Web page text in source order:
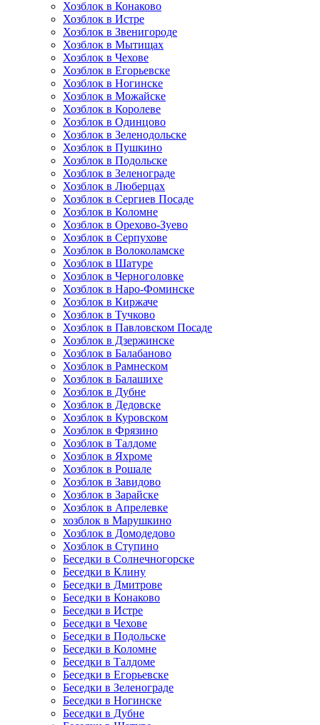
Хозблок в Конаково
Хозблок в Истре
Хозблок в Звенигороде
Хозблок в Мытищах
Хозблок в Чехове
Хозблок в Егорьевске
Хозблок в Ногинске
Хозблок в Можайске
Хозблок в Королеве
Хозблок в Одинцово
Хозблок в Зеленодольске
Хозблок в Пушкино
Хозблок в Подольске
Хозблок в Зеленограде
Хозблок в Люберцах
Хозблок в Сергиев Посаде
Хозблок в Коломне
Хозблок в Орехово-Зуево
Хозблок в Серпухове
Хозблок в Волоколамске
Хозблок в Шатуре
Хозблок в Черноголовке
Хозблок в Наро-Фоминске
Хозблок в Киржаче
Хозблок в Тучково
Хозблок в Павловском Посаде
Хозблок в Дзержинске
Хозблок в Балабаново
Хозблок в Рамнеском
Хозблок в Балашихе
Хозблок в Дубне
Хозблок в Дедовске
Хозблок в Куровском
Хозблок в Фрязино
Хозблок в Талдоме
Хозблок в Яхроме
Хозблок в Рошале
Хозблок в Завидово
Хозблок в Зарайске
Хозблок в Апрелевке
хозблок в Марушкино
Хозблок в Домодедово
Хозблок в Ступино
Беседки в Солнечногорске
Беседки в Клину
Беседки в Дмитрове
Беседки в Конаково
Беседки в Истре
Беседки в Чехове
Беседки в Подольске
Беседки в Коломне
Беседки в Талдоме
Беседки в Егорьевске
Беседки в Зеленограде
Беседки в Ногинске
Беседки в Дубне